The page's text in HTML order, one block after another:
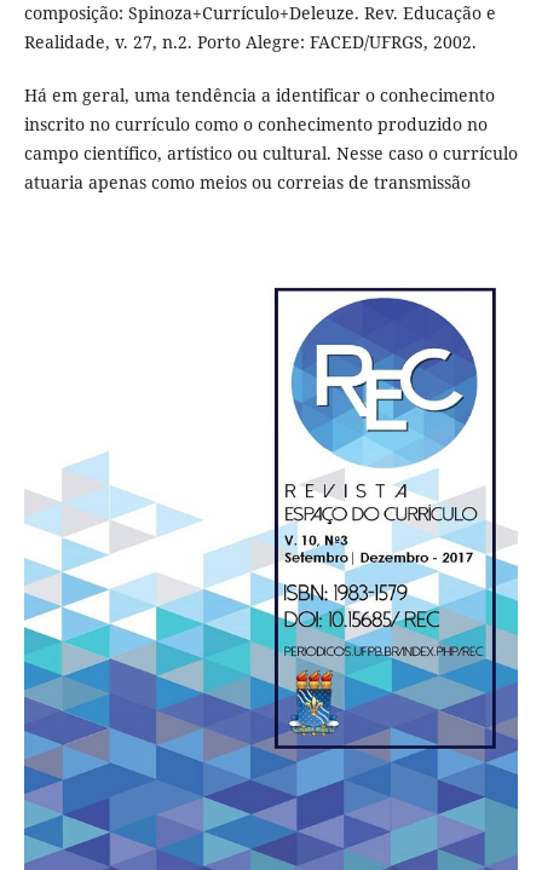
composição: Spinoza+Currículo+Deleuze. Rev. Educação e
Realidade, v. 27, n.2. Porto Alegre: FACED/UFRGS, 2002.
Há em geral, uma tendência a identificar o conhecimento
inscrito no currículo como o conhecimento produzido no
campo científico, artístico ou cultural. Nesse caso o currículo
atuaria apenas como meios ou correias de transmissão